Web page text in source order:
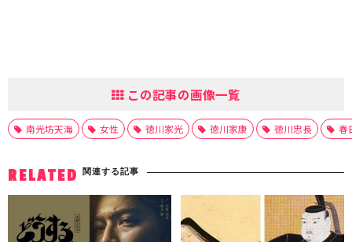
この記事の画像一覧
南光坊天海 女性 徳川家光 徳川家康 徳川忠長 春
RELATED 関連する記事